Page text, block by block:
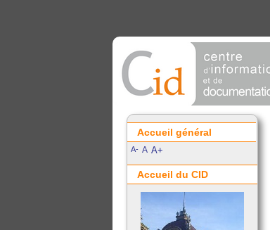
Accueil général
A- A A+
Accueil du CID